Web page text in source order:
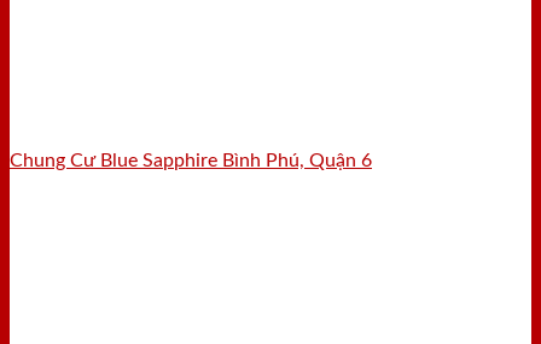
Chung Cư Blue Sapphire Bình Phú, Quận 6